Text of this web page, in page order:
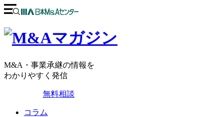
M&A・事業承継の情報を
わかりやすく発信
無料相談
コラム